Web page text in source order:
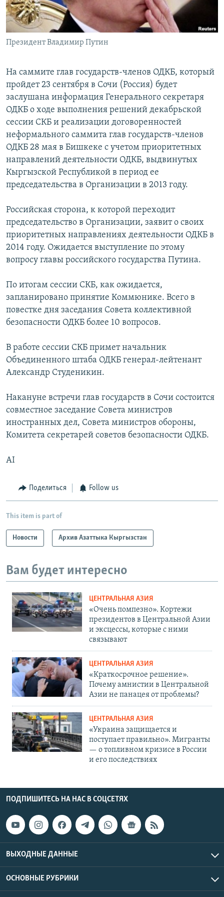
Президент Владимир Путин
На саммите глав государств-членов ОДКБ, который
пройдет 23 сентября в Сочи (Россия) будет
заслушана информация Генерального секретаря
ОДКБ о ходе выполнения решений декабрьской
сессии СКБ и реализации договоренностей
неформального саммита глав государств-членов
ОДКБ 28 мая в Бишкеке с учетом приоритетных
направлений деятельности ОДКБ, выдвинутых
Кыргызской Республикой в период ее
председательства в Организации в 2013 году.
Российская сторона, к которой переходит
председательство в Организации, заявит о своих
приоритетных направлениях деятельности ОДКБ в
2014 году. Ожидается выступление по этому
вопросу главы российского государства Путина.
По итогам сессии СКБ, как ожидается,
запланировано принятие Коммюнике. Всего в
повестке дня заседания Совета коллективной
безопасности ОДКБ более 10 вопросов.
В работе сессии СКБ примет начальник
Объединенного штаба ОДКБ генерал-лейтенант
Александр Студеникин.
Накануне встречи глав государств в Сочи состоится
совместное заседание Совета министров
иностранных дел, Совета министров обороны,
Комитета секретарей советов безопасности ОДКБ.
AI
Поделиться Follow us
This item is part of
Новости Архив Азаттыка Кыргызстан
Вам будет интересно
ЦЕНТРАЛЬНАЯ АЗИЯ
«Очень помпезно». Кортежи
президентов в Центральной Азии
и эксцессы, которые с ними
связывают
ЦЕНТРАЛЬНАЯ АЗИЯ
«Краткосрочное решение».
Почему амнистии в Центральной
Азии не панацея от проблемы?
ЦЕНТРАЛЬНАЯ АЗИЯ
«Украина защищается и
поступает правильно». Мигранты
— о топливном кризисе в России
и его последствиях
ПОДПИШИТЕСЬ НА НАС В СОЦСЕТЯХ
ВЫХОДНЫЕ ДАННЫЕ
ОСНОВНЫЕ РУБРИКИ